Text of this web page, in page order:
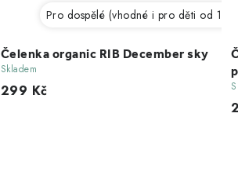
Čelenka organic RIB December sky
Pro dospělé (vhodné i pro děti od 12 let)
Skladem
299 Kč